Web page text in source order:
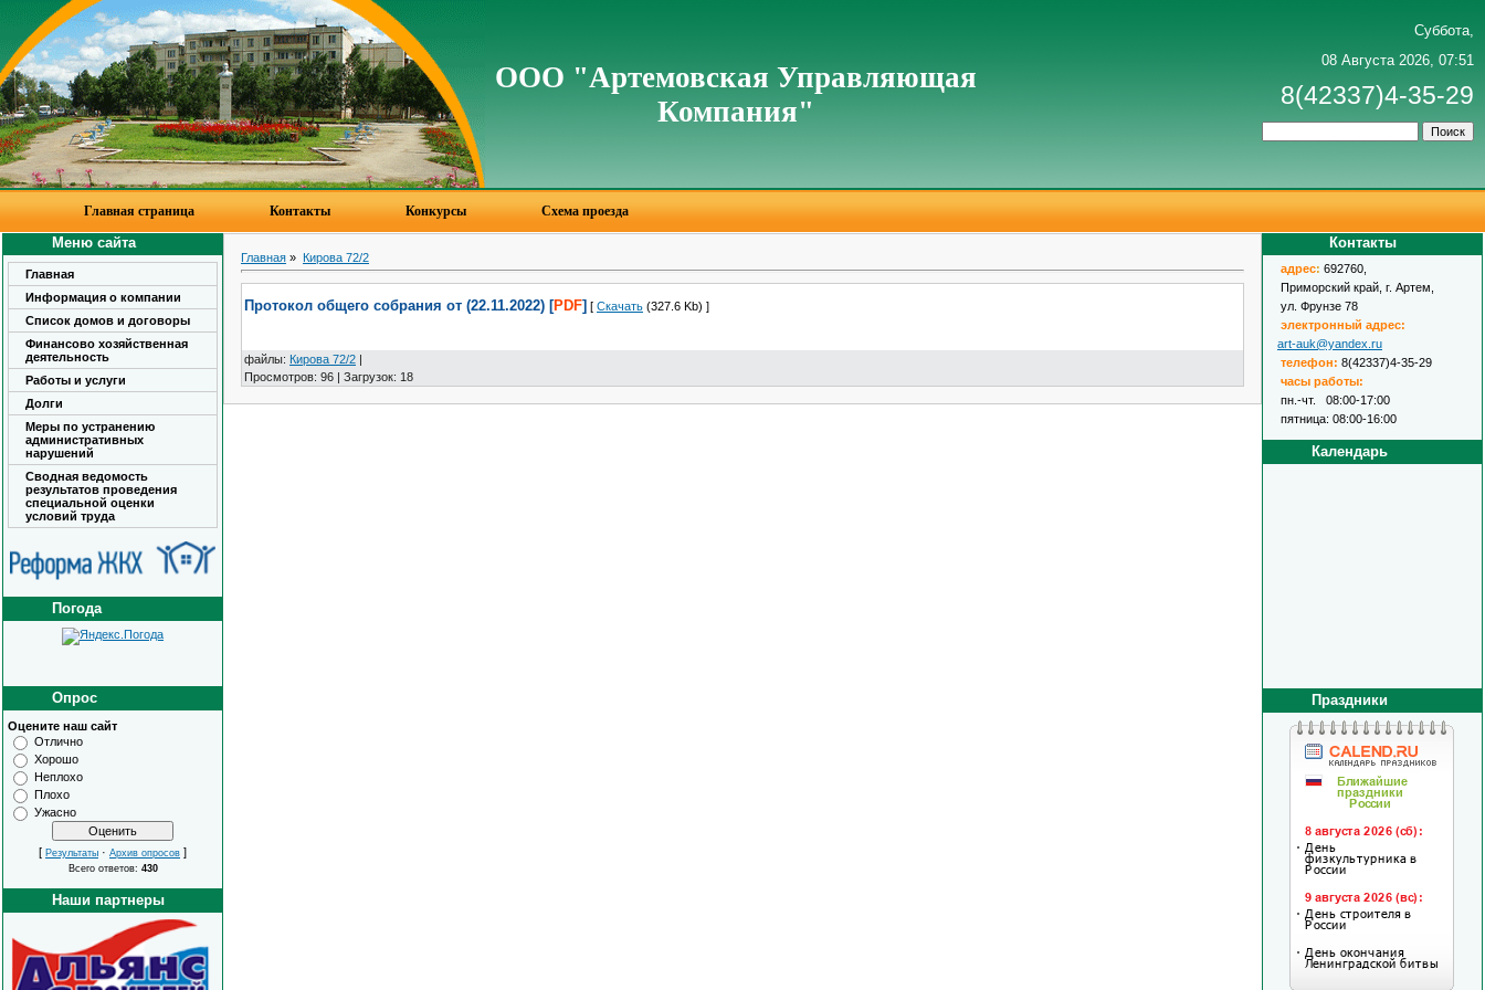
ООО "Артемовская Управляющая
Компания"
Суббота,
08 Августа 2026, 07:51
8(42337)4-35-29
Главная страница Контакты Конкурсы Схема проезда
Меню сайта
Главная
Информация о компании
Список домов и договоры
Финансово хозяйственная
деятельность
Работы и услуги
Долги
Меры по устранению
административных
нарушений
Сводная ведомость
результатов проведения
специальной оценки
условий труда
Погода
Опрос
Оцените наш сайт
Отлично
Хорошо
Неплохо
Плохо
Ужасно
[ Результаты · Архив опросов ]
Всего ответов: 430
Наши партнеры
Главная » Кирова 72/2
Протокол общего собрания от (22.11.2022) [PDF] [ Скачать (327.6 Kb) ]
файлы: Кирова 72/2 |
Просмотров: 96 | Загрузок: 18
Контакты
адрес: 692760,
Приморский край, г. Артем,
ул. Фрунзе 78
электронный адрес:
art-auk@yandex.ru
телефон: 8(42337)4-35-29
часы работы:
пн.-чт. 08:00-17:00
пятница: 08:00-16:00
Календарь
Праздники